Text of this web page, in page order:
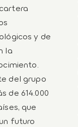
y de
la
del grupo
de 614.000
que
futuro